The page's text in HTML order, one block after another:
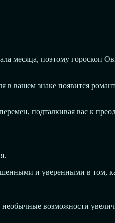
месяца, поэтому гороскоп
вашем знаке появится
подталкивая вас к
и уверенными в том,
возможности